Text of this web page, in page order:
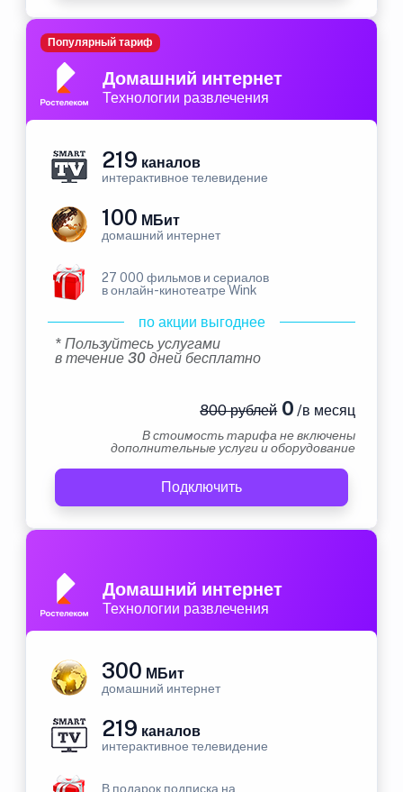
Домашний интернет
Технологии развлечения
Популярный тариф
219 каналов
интерактивное телевидение
100 МБит
домашний интернет
27 000 фильмов и сериалов
в онлайн-кинотеатре Wink
по акции выгоднее
* Пользуйтесь услугами
в течение 30 дней бесплатно
800 рублей0 /в месяц
В стоимость тарифа не включены
дополнительные услуги и оборудование
Подключить
Домашний интернет
Технологии развлечения
300 МБит
домашний интернет
219 каналов
интерактивное телевидение
В подарок подписка на